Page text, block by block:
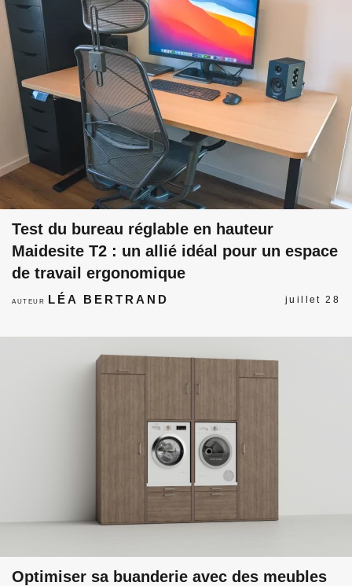
Test du bureau réglable en hauteur
Maidesite T2 : un allié idéal pour un espace
de travail ergonomique
AUTEUR LÉA BERTRAND juillet 28
Optimiser sa buanderie avec des meubles